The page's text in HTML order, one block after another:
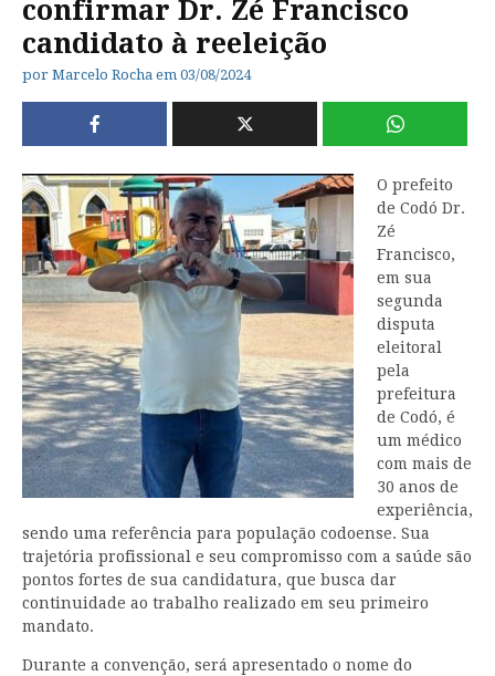
confirmar Dr. Zé Francisco
candidato à reeleição
por Marcelo Rocha em 03/08/2024
O prefeito
de Codó Dr.
Zé
Francisco,
em sua
segunda
disputa
eleitoral
pela
prefeitura
de Codó, é
um médico
com mais de
30 anos de
experiência,
sendo uma referência para população codoense. Sua
trajetória profissional e seu compromisso com a saúde são
pontos fortes de sua candidatura, que busca dar
continuidade ao trabalho realizado em seu primeiro
mandato.
Durante a convenção, será apresentado o nome do